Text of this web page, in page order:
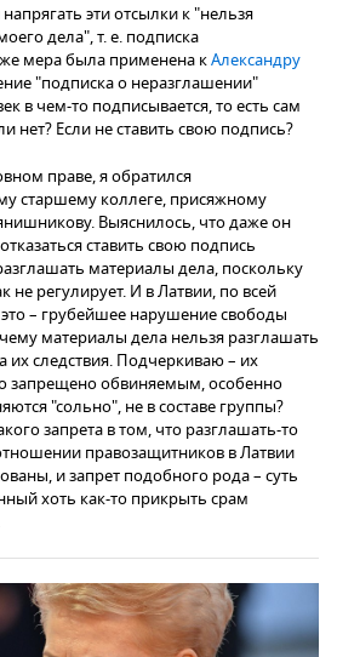
эти отсылки к "нельзя
дела", т. е. подписка
мера была применена кАлександру
"подписка о неразглашении"
в чем-то подписывается, то есть сам
нет? Если не ставить свою подпись?
праве, я обратился
старшему коллеге, присяжному
Выяснилось, что даже он
ставить свою подпись
материалы дела, поскольку
не регулирует. И в Латвии, по всей
– грубейшее нарушение свободы
материалы дела нельзя разглашать
их следствия. Подчеркиваю – их
запрещено обвиняемым, особенно
"сольно", не в составе группы?
запрета в том, что разглашать-то
правозащитников в Латвии
и запрет подобного рода – суть
хоть как-то прикрыть срам